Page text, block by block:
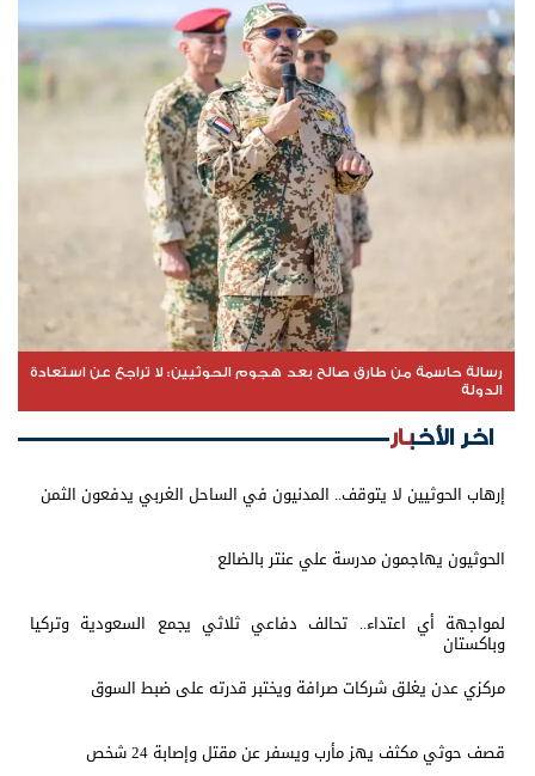
رسالة حاسمة من طارق صالح بعد هجوم الحوثيين: لا تراجع عن استعادة
الدولة
اخر الأخبار
إرهاب الحوثيين لا يتوقف.. المدنيون في الساحل الغربي يدفعون الثمن
الحوثيون يهاجمون مدرسة علي عنتر بالضالع
لمواجهة أي اعتداء.. تحالف دفاعي ثلاثي يجمع السعودية وتركيا
وباكستان
مركزي عدن يغلق شركات صرافة ويختبر قدرته على ضبط السوق
قصف حوثي مكثف يهز مأرب ويسفر عن مقتل وإصابة 24 شخص